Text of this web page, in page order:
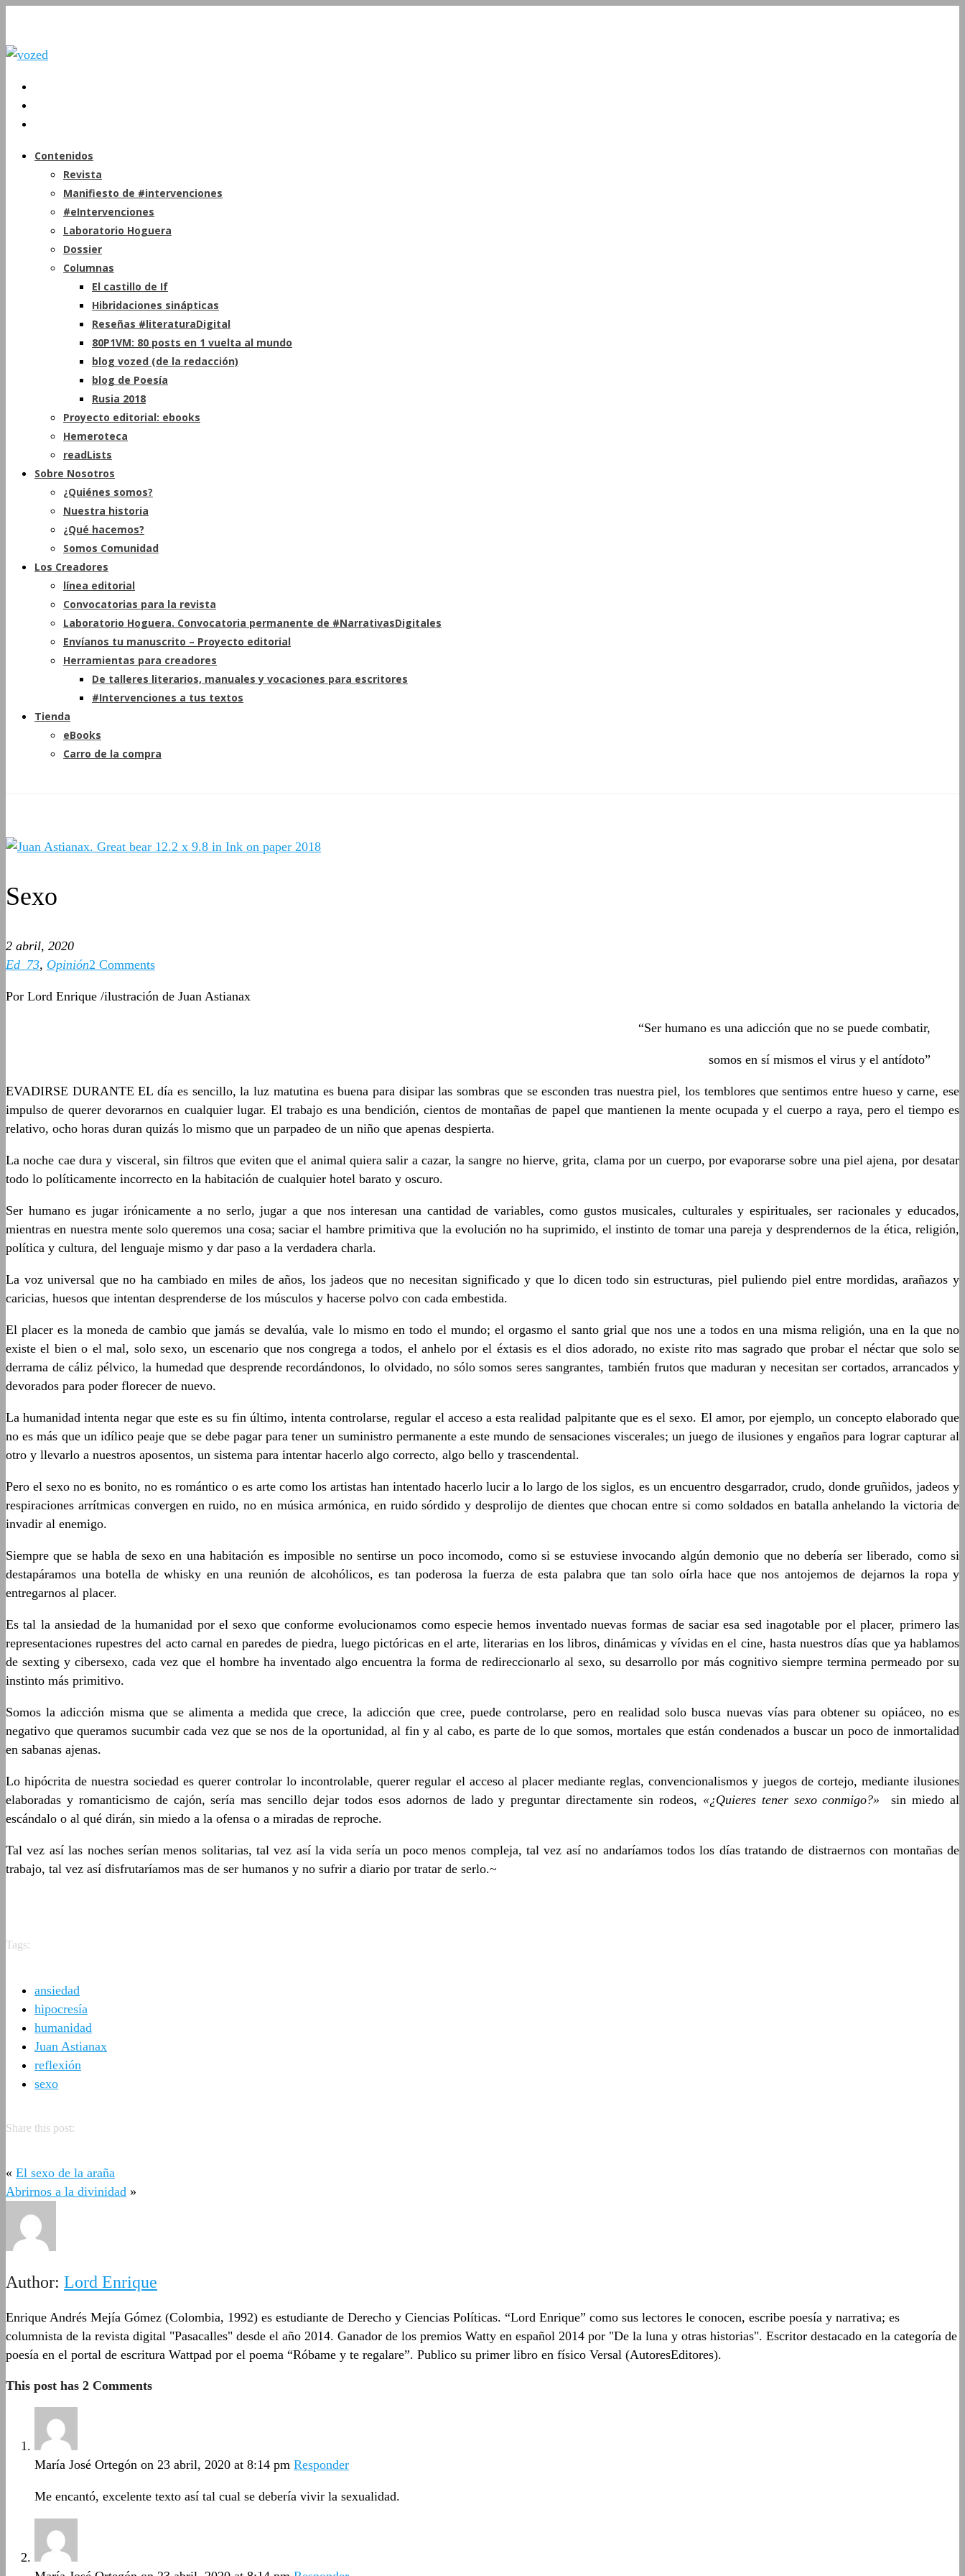
Contenidos
Revista
Manifiesto de #intervenciones
#eIntervenciones
Laboratorio Hoguera
Dossier
Columnas
El castillo de If
Hibridaciones sinápticas
Reseñas #literaturaDigital
80P1VM: 80 posts en 1 vuelta al mundo
blog vozed (de la redacción)
blog de Poesía
Rusia 2018
Proyecto editorial: ebooks
Hemeroteca
readLists
Sobre Nosotros
¿Quiénes somos?
Nuestra historia
¿Qué hacemos?
Somos Comunidad
Los Creadores
línea editorial
Convocatorias para la revista
Laboratorio Hoguera. Convocatoria permanente de #NarrativasDigitales
Envíanos tu manuscrito – Proyecto editorial
Herramientas para creadores
De talleres literarios, manuales y vocaciones para escritores
#Intervenciones a tus textos
Tienda
eBooks
Carro de la compra
Sexo
2 abril, 2020
Ed_73, Opinión2 Comments
Por Lord Enrique /ilustración de Juan Astianax
“Ser humano es una adicción que no se puede combatir,
somos en sí mismos el virus y el antídoto”
EVADIRSE DURANTE EL día es sencillo, la luz matutina es buena para disipar las sombras que se esconden tras nuestra piel, los temblores que sentimos entre hueso y carne, ese
impulso de querer devorarnos en cualquier lugar. El trabajo es una bendición, cientos de montañas de papel que mantienen la mente ocupada y el cuerpo a raya, pero el tiempo es
relativo, ocho horas duran quizás lo mismo que un parpadeo de un niño que apenas despierta.
La noche cae dura y visceral, sin filtros que eviten que el animal quiera salir a cazar, la sangre no hierve, grita, clama por un cuerpo, por evaporarse sobre una piel ajena, por desatar
todo lo políticamente incorrecto en la habitación de cualquier hotel barato y oscuro.
Ser humano es jugar irónicamente a no serlo, jugar a que nos interesan una cantidad de variables, como gustos musicales, culturales y espirituales, ser racionales y educados,
mientras en nuestra mente solo queremos una cosa; saciar el hambre primitiva que la evolución no ha suprimido, el instinto de tomar una pareja y desprendernos de la ética, religión,
política y cultura, del lenguaje mismo y dar paso a la verdadera charla.
La voz universal que no ha cambiado en miles de años, los jadeos que no necesitan significado y que lo dicen todo sin estructuras, piel puliendo piel entre mordidas, arañazos y
caricias, huesos que intentan desprenderse de los músculos y hacerse polvo con cada embestida.
El placer es la moneda de cambio que jamás se devalúa, vale lo mismo en todo el mundo; el orgasmo el santo grial que nos une a todos en una misma religión, una en la que no
existe el bien o el mal, solo sexo, un escenario que nos congrega a todos, el anhelo por el éxtasis es el dios adorado, no existe rito mas sagrado que probar el néctar que solo se
derrama de cáliz pélvico, la humedad que desprende recordándonos, lo olvidado, no sólo somos seres sangrantes, también frutos que maduran y necesitan ser cortados, arrancados y
devorados para poder florecer de nuevo.
La humanidad intenta negar que este es su fin último, intenta controlarse, regular el acceso a esta realidad palpitante que es el sexo. El amor, por ejemplo, un concepto elaborado que
no es más que un idílico peaje que se debe pagar para tener un suministro permanente a este mundo de sensaciones viscerales; un juego de ilusiones y engaños para lograr capturar al
otro y llevarlo a nuestros aposentos, un sistema para intentar hacerlo algo correcto, algo bello y trascendental.
Pero el sexo no es bonito, no es romántico o es arte como los artistas han intentado hacerlo lucir a lo largo de los siglos, es un encuentro desgarrador, crudo, donde gruñidos, jadeos y
respiraciones arrítmicas convergen en ruido, no en música armónica, en ruido sórdido y desprolijo de dientes que chocan entre si como soldados en batalla anhelando la victoria de
invadir al enemigo.
Siempre que se habla de sexo en una habitación es imposible no sentirse un poco incomodo, como si se estuviese invocando algún demonio que no debería ser liberado, como si
destapáramos una botella de whisky en una reunión de alcohólicos, es tan poderosa la fuerza de esta palabra que tan solo oírla hace que nos antojemos de dejarnos la ropa y
entregarnos al placer.
Es tal la ansiedad de la humanidad por el sexo que conforme evolucionamos como especie hemos inventado nuevas formas de saciar esa sed inagotable por el placer, primero las
representaciones rupestres del acto carnal en paredes de piedra, luego pictóricas en el arte, literarias en los libros, dinámicas y vívidas en el cine, hasta nuestros días que ya hablamos
de sexting y cibersexo, cada vez que el hombre ha inventado algo encuentra la forma de redireccionarlo al sexo, su desarrollo por más cognitivo siempre termina permeado por su
instinto más primitivo.
Somos la adicción misma que se alimenta a medida que crece, la adicción que cree, puede controlarse, pero en realidad solo busca nuevas vías para obtener su opiáceo, no es
negativo que queramos sucumbir cada vez que se nos de la oportunidad, al fin y al cabo, es parte de lo que somos, mortales que están condenados a buscar un poco de inmortalidad
en sabanas ajenas.
Lo hipócrita de nuestra sociedad es querer controlar lo incontrolable, querer regular el acceso al placer mediante reglas, convencionalismos y juegos de cortejo, mediante ilusiones
elaboradas y romanticismo de cajón, sería mas sencillo dejar todos esos adornos de lado y preguntar directamente sin rodeos, «¿Quieres tener sexo conmigo?» sin miedo al
escándalo o al qué dirán, sin miedo a la ofensa o a miradas de reproche.
Tal vez así las noches serían menos solitarias, tal vez así la vida sería un poco menos compleja, tal vez así no andaríamos todos los días tratando de distraernos con montañas de
trabajo, tal vez así disfrutaríamos mas de ser humanos y no sufrir a diario por tratar de serlo.~
Tags:
ansiedad
hipocresía
humanidad
Juan Astianax
reflexión
sexo
Share this post:
« El sexo de la araña
Abrirnos a la divinidad »
Author: Lord Enrique
Enrique Andrés Mejía Gómez (Colombia, 1992) es estudiante de Derecho y Ciencias Políticas. “Lord Enrique” como sus lectores le conocen, escribe poesía y narrativa; es
columnista de la revista digital "Pasacalles" desde el año 2014. Ganador de los premios Watty en español 2014 por "De la luna y otras historias". Escritor destacado en la categoría de
poesía en el portal de escritura Wattpad por el poema “Róbame y te regalare”. Publico su primer libro en físico Versal (AutoresEditores).
This post has 2 Comments
María José Ortegón on 23 abril, 2020 at 8:14 pm Responder
Me encantó, excelente texto así tal cual se debería vivir la sexualidad.